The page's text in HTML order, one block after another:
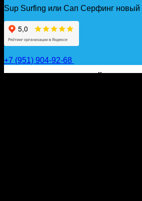
Sup Surfing или Сап Серфинг новый
+7 (951) 904-92-68